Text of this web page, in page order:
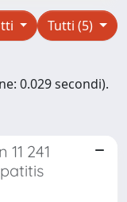
Tutti (5)
0.029 secondi).
241